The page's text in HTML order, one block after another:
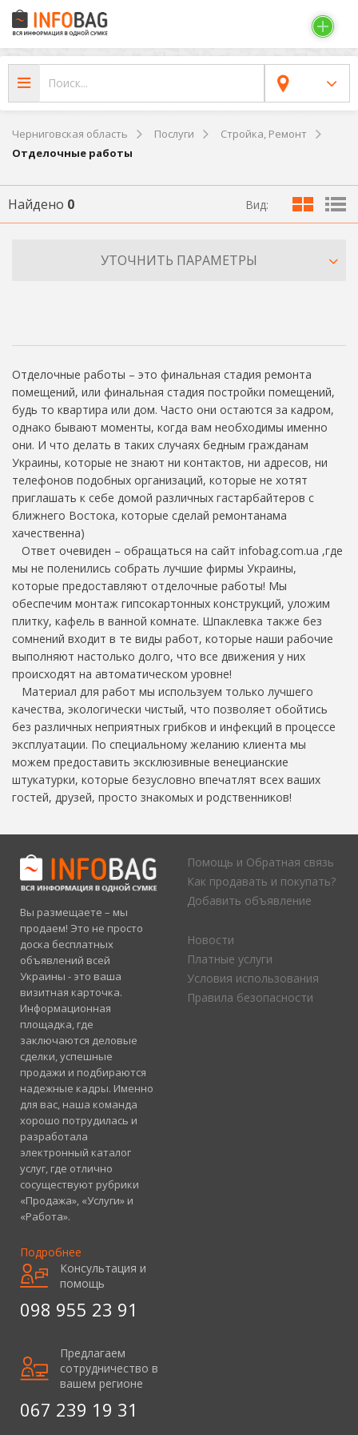
Черниговская область Послуги
Стройка, Ремонт
Отделочные работы
Найдено 0 Вид:
УТОЧНИТЬ ПАРАМЕТРЫ
Отделочные работы – это финальная стадия ремонта
помещений, или финальная стадия постройки помещений,
будь то квартира или дом. Часто они остаются за кадром,
однако бывают моменты, когда вам необходимы именно
они. И что делать в таких случаях бедным гражданам
Украины, которые не знают ни контактов, ни адресов, ни
телефонов подобных организаций, которые не хотят
приглашать к себе домой различных гастарбайтеров с
ближнего Востока, которые сделай ремонтанама
хачественна)
Ответ очевиден – обращаться на сайт infobag.com.ua ,где
мы не поленились собрать лучшие фирмы Украины,
которые предоставляют отделочные работы! Мы
обеспечим монтаж гипсокартонных конструкций, уложим
плитку, кафель в ванной комнате. Шпаклевка также без
сомнений входит в те виды работ, которые наши рабочие
выполняют настолько долго, что все движения у них
происходят на автоматическом уровне!
Материал для работ мы используем только лучшего
качества, экологически чистый, что позволяет обойтись
без различных неприятных грибков и инфекций в процессе
эксплуатации. По специальному желанию клиента мы
можем предоставить эксклюзивные венецианские
штукатурки, которые безусловно впечатлят всех ваших
гостей, друзей, просто знакомых и родственников!
Вы размещаете – мы
продаем! Это не просто
доска бесплатных
объявлений всей
Украины - это ваша
визитная карточка.
Информационная
площадка, где
заключаются деловые
сделки, успешные
продажи и подбираются
надежные кадры. Именно
для вас, наша команда
хорошо потрудилась и
разработала
электронный каталог
услуг, где отлично
сосуществуют рубрики
«Продажа», «Услуги» и
«Работа».
Подробнее
Помощь и Обратная связь
Как продавать и покупать?
Добавить объявление
Новости
Платные услуги
Условия использования
Правила безопасности
Консультация и
помощь
098 955 23 91
Предлагаем
сотрудничество в
вашем регионе
067 239 19 31